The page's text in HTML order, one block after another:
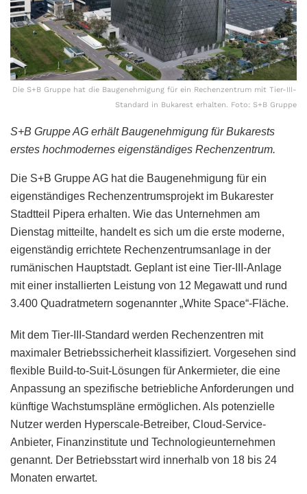
Die S+B Gruppe hat die Baugenehmigung für ein Rechenzentrum mit Tier-III-
Standard in Bukarest erhalten. Foto: S+B Gruppe
S+B Gruppe AG erhält Baugenehmigung für Bukarests
erstes hochmodernes eigenständiges Rechenzentrum.
Die S+B Gruppe AG hat die Baugenehmigung für ein
eigenständiges Rechenzentrumsprojekt im Bukarester
Stadtteil Pipera erhalten. Wie das Unternehmen am
Dienstag mitteilte, handelt es sich um die erste moderne,
eigenständig errichtete Rechenzentrumsanlage in der
rumänischen Hauptstadt. Geplant ist eine Tier-III-Anlage
mit einer installierten Leistung von 12 Megawatt und rund
3.400 Quadratmetern sogenannter „White Space“-Fläche.
Mit dem Tier-III-Standard werden Rechenzentren mit
maximaler Betriebssicherheit klassifiziert. Vorgesehen sind
flexible Build-to-Suit-Lösungen für Ankermieter, die eine
Anpassung an spezifische betriebliche Anforderungen und
künftige Wachstumspläne ermöglichen. Als potenzielle
Nutzer werden Hyperscale-Betreiber, Cloud-Service-
Anbieter, Finanzinstitute und Technologieunternehmen
genannt. Der Betriebsstart wird innerhalb von 18 bis 24
Monaten erwartet.